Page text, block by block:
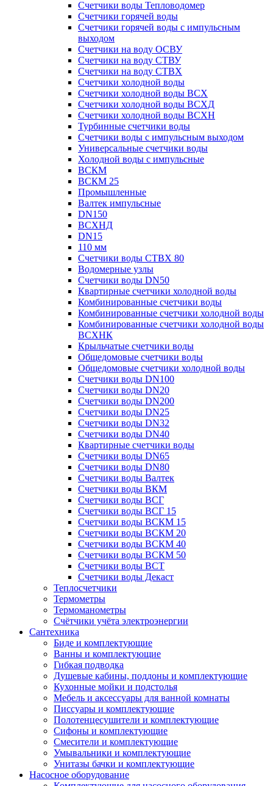
Счетчики воды Тепловодомер
Счетчики горячей воды
Счетчики горячей воды с импульсным
выходом
Счетчики на воду ОСВУ
Счетчики на воду СТВУ
Счетчики на воду СТВХ
Счетчики холодной воды
Счетчики холодной воды ВСХ
Счетчики холодной воды ВСХД
Счетчики холодной воды ВСХН
Турбинные счетчики воды
Счетчики воды с импульсным выходом
Универсальные счетчики воды
Холодной воды с импульсные
ВСКМ
ВСКМ 25
Промышленные
Валтек импульсные
DN150
ВСХНД
DN15
110 мм
Счетчики воды СТВХ 80
Водомерные узлы
Счетчики воды DN50
Квартирные счетчики холодной воды
Комбинированные счетчики воды
Комбинированные счетчики холодной воды
Комбинированные счетчики холодной воды
ВСХНК
Крыльчатые счетчики воды
Общедомовые счетчики воды
Общедомовые счетчики холодной воды
Счетчики воды DN100
Счетчики воды DN20
Счетчики воды DN200
Счетчики воды DN25
Счетчики воды DN32
Счетчики воды DN40
Квартирные счетчики воды
Счетчики воды DN65
Счетчики воды DN80
Счетчики воды Валтек
Счетчики воды ВКМ
Счетчики воды ВСГ
Счетчики воды ВСГ 15
Счетчики воды ВСКМ 15
Счетчики воды ВСКМ 20
Счетчики воды ВСКМ 40
Счетчики воды ВСКМ 50
Счетчики воды ВСТ
Счетчики воды Декаст
Теплосчетчики
Термометры
Термоманометры
Счётчики учёта электроэнергии
Сантехника
Биде и комплектующие
Ванны и комплектующие
Гибкая подводка
Душевые кабины, поддоны и комплектующие
Кухонные мойки и подстолья
Мебель и аксессуары для ванной комнаты
Писсуары и комплектующие
Полотенцесушители и комплектующие
Сифоны и комплектующие
Смесители и комплектующие
Умывальники и комплектующие
Унитазы бачки и комплектующие
Насосное оборудование